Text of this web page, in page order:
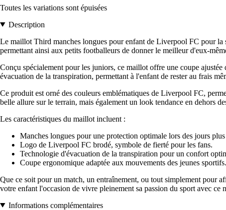
Toutes les variations sont épuisées
Description
Le maillot Third manches longues pour enfant de Liverpool FC pour la
permettant ainsi aux petits footballeurs de donner le meilleur d'eux-
Conçu spécialement pour les juniors, ce maillot offre une coupe
évacuation de la transpiration, permettant à l'enfant de rester au frais
Ce produit est orné des couleurs emblématiques de Liverpool FC,
belle allure sur le terrain, mais également un look tendance en dehors
Les caractéristiques du maillot incluent :
Manches longues pour une protection optimale lors des jours
Logo de Liverpool FC brodé, symbole de fierté pour les fans.
Technologie d'évacuation de la transpiration pour un confort
Coupe ergonomique adaptée aux mouvements des jeunes sportifs.
Que ce soit pour un match, un entraînement, ou tout simplement pour
votre enfant l'occasion de vivre pleinement sa passion du sport avec
Informations complémentaires